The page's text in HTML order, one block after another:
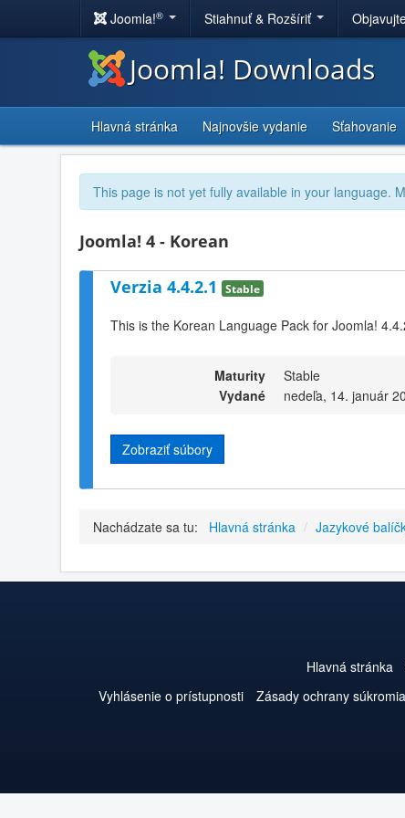
Joomla!® Stiahnuť & Rozšíriť
Joomla! Downloads
Hlavná stránka Najnovšie vydanie Sťahovanie
This page is not yet fully available in your language.
Joomla! 4 - Korean
Verzia 4.4.2.1 Stable
This is the Korean Language Pack for Joomla!
Maturity
Stable
Vydané
nedeľa, 14. január
Zobraziť súbory
Nachádzate sa tu: Hlavná stránka / Jazykové
Hlavná stránka
Vyhlásenie o prístupnosti
Zásady ochrany súkromia